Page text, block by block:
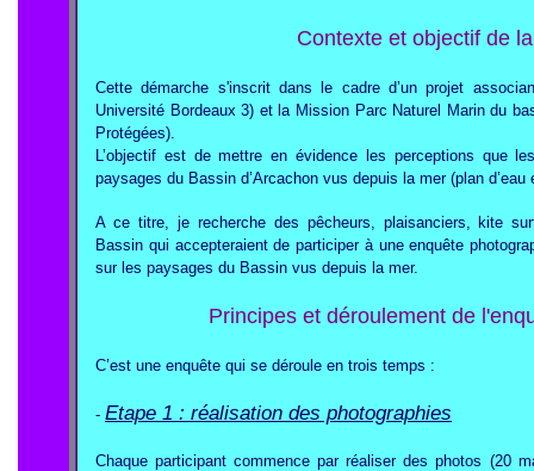
Contexte et objectif de
Cette démarche s'inscrit dans le cadre d’un projet
Université Bordeaux 3) et la Mission Parc Naturel Marin du
Protégées).
L’objectif est de mettre en évidence les perceptions que
paysages du Bassin d’Arcachon vus depuis la mer (plan d’eau
A ce titre, je recherche des pêcheurs, plaisanciers, kite
Bassin qui accepteraient de participer à une enquête
sur les paysages du Bassin vus depuis la mer.
Principes et déroulement de
C’est une enquête qui se déroule en trois temps :
- Etape 1 : réalisation des photographies
Chaque participant commence par réaliser des photos (20